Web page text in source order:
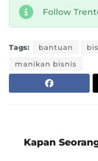
Follow
Tags: bantuan
manikan bisnis
Kapan